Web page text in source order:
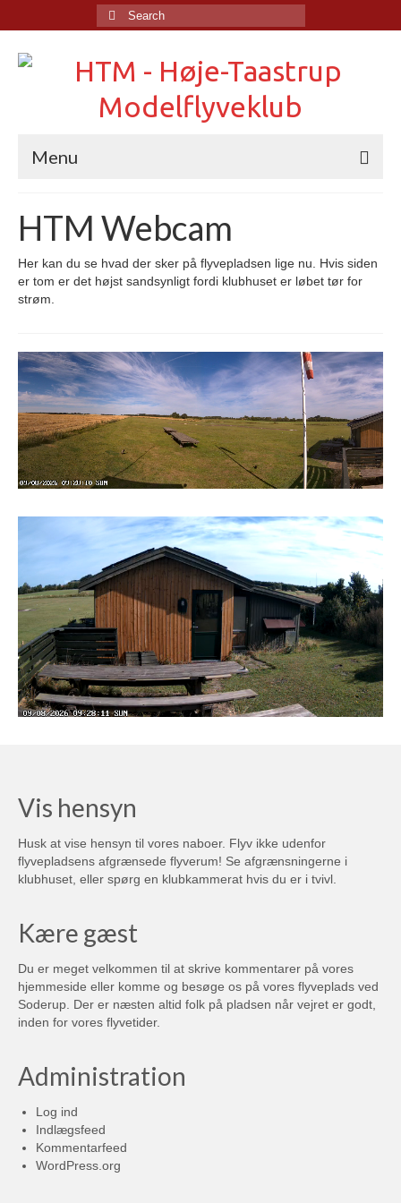
Search
for:
Menu
Kalender
HTM Webcam
HTM Hangar
Billedgallerier
Hobbytræf 2014
Standerhejsning 2014
Roskilde Airshow
Standerhejsning 2013
Pladsdage
indendørsflyvning i Kastrup
50’års Jubilæum i 2009
1996 – 1999
1980 – 1989
Projekter
Om HTM
Bestyrelsen
Flyvepladsen
Flyvepladsregler
Klubmesterskaber
HTM Webcam
Her kan du se hvad der sker på flyvepladsen lige nu. Hvis siden
er tom er det højst sandsynligt fordi klubhuset er løbet tør for
strøm.
Vis hensyn
Husk at vise hensyn til vores naboer. Flyv ikke udenfor
flyvepladsens afgrænsede flyverum! Se afgrænsningerne i
klubhuset, eller spørg en klubkammerat hvis du er i tvivl.
Kære gæst
Du er meget velkommen til at skrive kommentarer på vores
hjemmeside eller komme og besøge os på vores flyveplads ved
Soderup. Der er næsten altid folk på pladsen når vejret er godt,
inden for vores flyvetider.
Administration
Log ind
Indlægsfeed
Kommentarfeed
WordPress.org